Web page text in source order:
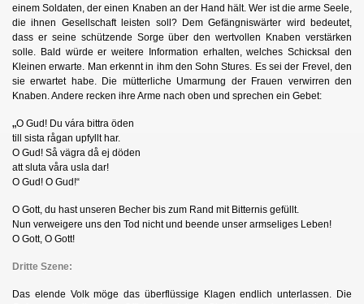
einem Soldaten, der einen Knaben an der Hand hält. Wer ist die arme Seele,
die ihnen Gesellschaft leisten soll? Dem Gefängniswärter wird bedeutet,
dass er seine schützende Sorge über den wertvollen Knaben verstärken
solle. Bald würde er weitere Information erhalten, welches Schicksal den
Kleinen erwarte. Man erkennt in ihm den Sohn Stures. Es sei der Frevel, den
sie erwartet habe. Die mütterliche Umarmung der Frauen verwirren den
Knaben. Andere recken ihre Arme nach oben und sprechen ein Gebet:
„O Gud! Du vára bittra öden
till sista rågan upfyllt har.
O Gud! Så vägra då ej döden
att sluta våra usla dar!
O Gud! O Gud!“
O Gott, du hast unseren Becher bis zum Rand mit Bitternis gefüllt.
Nun verweigere uns den Tod nicht und beende unser armseliges Leben!
O Gott, O Gott!
Dritte Szene:
Das elende Volk möge das überflüssige Klagen endlich unterlassen. Die